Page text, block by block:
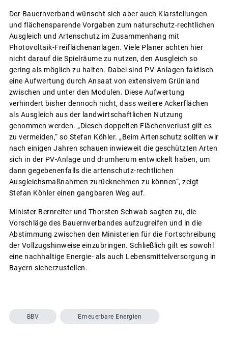
Der Bauernverband wünscht sich aber auch Klarstellungen
und flächensparende Vorgaben zum naturschutz-rechtlichen
Ausgleich und Artenschutz im Zusammenhang mit
Photovoltaik-Freiflächenanlagen. Viele Planer achten hier
nicht darauf die Spielräume zu nutzen, den Ausgleich so
gering als möglich zu halten. Dabei sind PV-Anlagen faktisch
eine Aufwertung durch Ansaat von extensivem Grünland
zwischen und unter den Modulen. Diese Aufwertung
verhindert bisher dennoch nicht, dass weitere Ackerflächen
als Ausgleich aus der landwirtschaftlichen Nutzung
genommen werden. „Diesen doppelten Flächenverlust gilt es
zu vermeiden,“ so Stefan Köhler. „Beim Artenschutz sollten wir
nach einigen Jahren schauen inwieweit die geschützten Arten
sich in der PV-Anlage und drumherum entwickelt haben, um
dann gegebenenfalls die artenschutz-rechtlichen
Ausgleichsmaßnahmen zurücknehmen zu können“, zeigt
Stefan Köhler einen gangbaren Weg auf.
Minister Bernreiter und Thorsten Schwab sagten zu, die
Vorschläge des Bauernverbandes aufzugreifen und in die
Abstimmung zwischen den Ministerien für die Fortschreibung
der Vollzugshinweise einzubringen. Schließlich gilt es sowohl
eine nachhaltige Energie- als auch Lebensmittelversorgung in
Bayern sicherzustellen.
BBV Erneuerbare Energien